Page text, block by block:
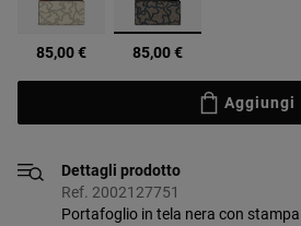
85,00 € selezionato
85,00 €
Aggiungi
Dettagli prodotto
Ref. 2002127751
Portafoglio in tela nera con